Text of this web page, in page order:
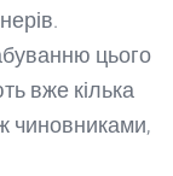
цього
вже кілька
чиновниками,